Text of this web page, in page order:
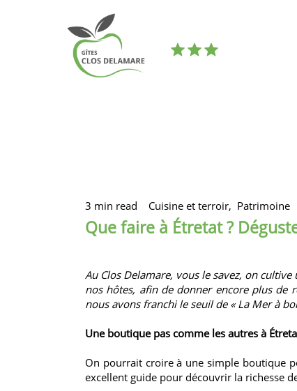
3 min read Cuisine et terroir, Patrimoine
Que faire à Étretat ?
Au Clos Delamare, vous le savez, on
nos hôtes, afin de donner encore plus de
nous avons franchi le seuil de « La Mer à
Une boutique pas comme les autres à
On pourrait croire à une simple boutique
excellent guide pour découvrir la richesse